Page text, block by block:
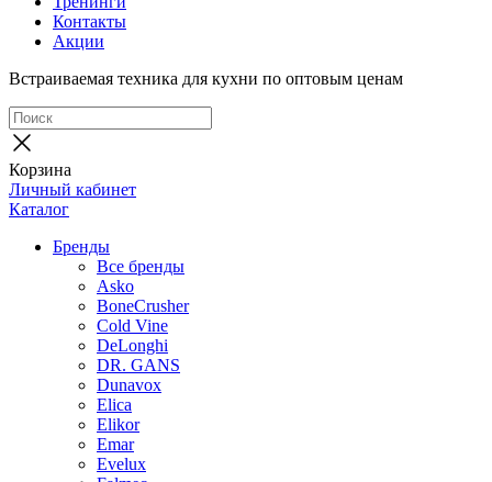
Контакты
Акции
Встраиваемая техника для кухни по оптовым ценам
Корзина
Личный кабинет
Каталог
Бренды
Все бренды
Asko
BoneCrusher
Cold Vine
DeLonghi
DR. GANS
Dunavox
Elica
Elikor
Emar
Evelux